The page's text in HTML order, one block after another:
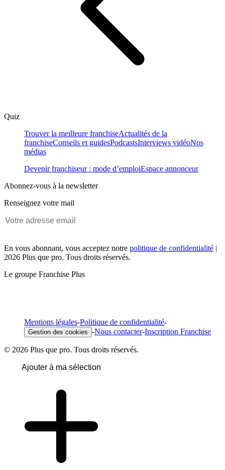
Quiz
Trouver la meilleure franchiseActualités de la
franchiseConseils et guidesPodcastsInterviews vidéoNos
médias
Devenir franchiseur : mode d’emploiEspace annonceur
Abonnez-vous à la newsletter
Renseignez votre mail
En vous abonnant, vous acceptez notre politique de confidentialité |
2026 Plus que pro. Tous droits réservés.
Le groupe Franchise Plus
Mentions légales-Politique de confidentialité-
Gestion des cookies -Nous contacter-Inscription Franchise
© 2026 Plus que pro. Tous droits réservés.
Ajouter à ma sélection